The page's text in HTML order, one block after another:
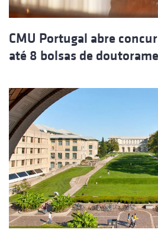
CMU Portugal abre
até 8 bolsas de